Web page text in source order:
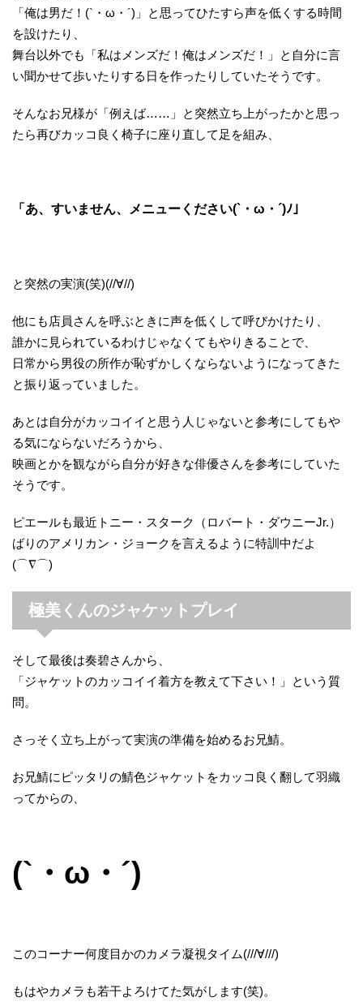
「俺は男だ！(`・ω・´)」と思ってひたすら声を低くする時間
を設けたり、
舞台以外でも「私はメンズだ！俺はメンズだ！」と自分に言
い聞かせて歩いたりする日を作ったりしていたそうです。
そんなお兄様が「例えば……」と突然立ち上がったかと思っ
たら再びカッコ良く椅子に座り直して足を組み、
「あ、すいません、メニューください(`・ω・´)ﾉ」
と突然の実演(笑)(//∀//)
他にも店員さんを呼ぶときに声を低くして呼びかけたり、
誰かに見られているわけじゃなくてもやりきることで、
日常から男役の所作が恥ずかしくならないようになってきた
と振り返っていました。
あとは自分がカッコイイと思う人じゃないと参考にしてもや
る気にならないだろうから、
映画とかを観ながら自分が好きな俳優さんを参考にしていた
そうです。
ピエールも最近トニー・スターク（ロバート・ダウニーJr.）
ばりのアメリカン・ジョークを言えるように特訓中だよ
(⌒∇⌒)
極美くんのジャケットプレイ
そして最後は奏碧さんから、
「ジャケットのカッコイイ着方を教えて下さい！」という質
問。
さっそく立ち上がって実演の準備を始めるお兄鯖。
お兄鯖にピッタリの鯖色ジャケットをカッコ良く翻して羽織
ってからの、
(`・ω・´)
このコーナー何度目かのカメラ凝視タイム(///∀///)
もはやカメラも若干よろけてた気がします(笑)。